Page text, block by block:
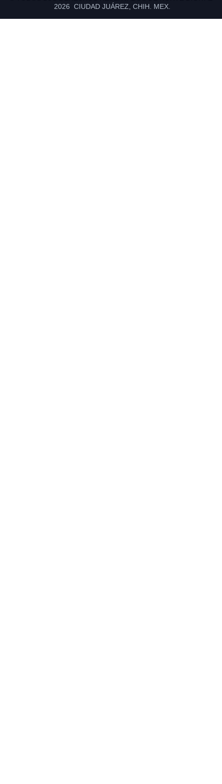
2026 CIUDAD JUÁREZ, CHIH. MEX.